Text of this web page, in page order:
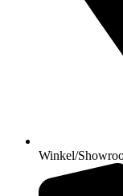
Winkel/